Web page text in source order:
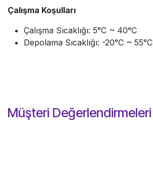
Çalışma Koşulları
Çalışma Sıcaklığı: 5°C ~ 40°C
Depolama Sıcaklığı: -20°C ~ 55°C
Müşteri Değerlendirmeleri